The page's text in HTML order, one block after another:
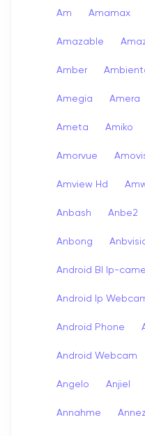
Am Amamax
Amazable
Amber
Amegia Amera
Ameta Amiko
Amorvue
Amview Hd
Anbash Anbe2
Anbong
Android Bl Ip-
Android Ip
Android Phone
Android Webcam
Angelo Anjiel
Annahme Annez